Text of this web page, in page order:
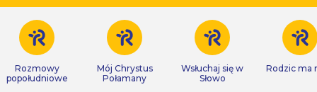
Rozmowy
popołudniowe
Mój Chrystus
Połamany
Wsłuchaj się w
Słowo
Rodzic ma